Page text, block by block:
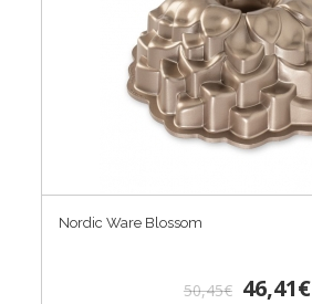
Nordic Ware Blossom
50,45€ 46,41€